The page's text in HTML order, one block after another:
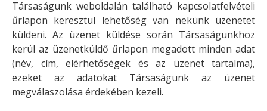
Társaságunk weboldalán található kapcsolatfelvételi
űrlapon keresztül lehetőség van nekünk üzenetet
küldeni. Az üzenet küldése során Társaságunkhoz
kerül az üzenetküldő űrlapon megadott minden adat
(név, cím, elérhetőségek és az üzenet tartalma),
ezeket az adatokat Társaságunk az üzenet
megválaszolása érdekében kezeli.